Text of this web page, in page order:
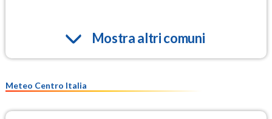
Mostra altri comuni
Meteo Centro Italia